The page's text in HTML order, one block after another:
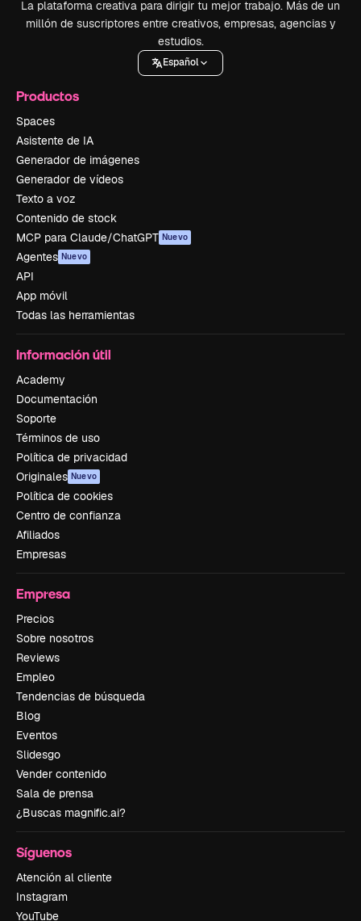
La plataforma creativa para dirigir tu mejor trabajo. Más de un
millón de suscriptores entre creativos, empresas, agencias y
estudios.
Español
Productos
Spaces
Asistente de IA
Generador de imágenes
Generador de vídeos
Texto a voz
Contenido de stock
MCP para Claude/ChatGPT Nuevo
Agentes Nuevo
API
App móvil
Todas las herramientas
Información útil
Academy
Documentación
Soporte
Términos de uso
Política de privacidad
Originales Nuevo
Política de cookies
Centro de confianza
Afiliados
Empresas
Empresa
Precios
Sobre nosotros
Reviews
Empleo
Tendencias de búsqueda
Blog
Eventos
Slidesgo
Vender contenido
Sala de prensa
¿Buscas magnific.ai?
Síguenos
Atención al cliente
Instagram
YouTube